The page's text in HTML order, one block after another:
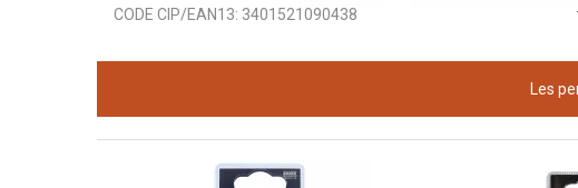
CODE CIP/EAN13: 3401521090438
Les